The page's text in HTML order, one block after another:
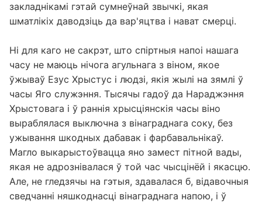
закладнікамі гэтай сумнеўнай звычкі, якая
шматлікіх даводзіць да вар'яцтва і нават смерці.
Ні для каго не сакрэт, што спіртныя напоі нашага
часу не маюць нічога агульнага з віном, якое
ўжываў Езус Хрыстус і людзі, якія жылі на зямлі ў
часы Яго служэння. Тысячы гадоў да Нараджэння
Хрыстовага і ў раннія хрысціянскія часы віно
выраблялася выключна з вінаграднага соку, без
ужывання шкодных дабавак і фарбавальнікаў.
Магло выкарыстоўвацца яно замест пітной вады,
якая не адрознівалася ў той час чысцінёй і якасцю.
Але, не гледзячы на ​​гэтыя, здавалася б, відавочныя
сведчанні няшкоднасці вінаграднага напою, і ў